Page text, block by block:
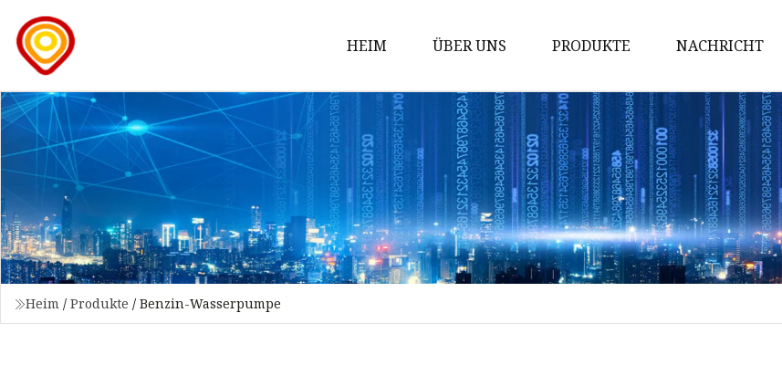
HEIM ÜBER UNS PRODUKTE
Pumpe
Motor
Generator
Maschinenbau
Gasgenerator
Dieselmotor
NACHRICHT
Heim / Produkte / Benzin-Wasserpumpe